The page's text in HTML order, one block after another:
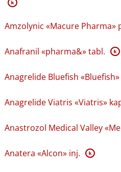
K
Amzolynic «Macure Pharma»
Anafranil «pharma&» tabl. K
Anagrelide Bluefish «Bluefish»
Anagrelide Viatris «Viatris»
Anastrozol Medical Valley
Anatera «Alcon» inj. K